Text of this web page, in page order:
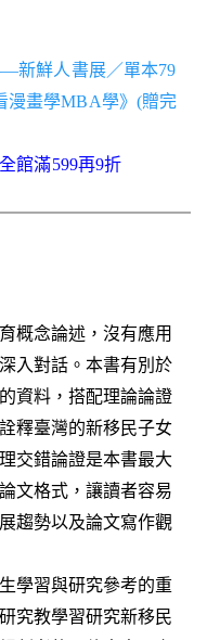
新鮮人書展／單本79
漫畫學MBA學》(贈完
館滿599再9折